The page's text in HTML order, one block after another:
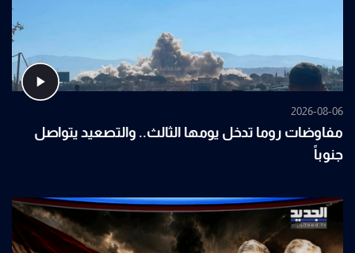
2026-08-06
مفاوضات روما تدخل يومها الثالث.. والتصعيد يتواصل
جنوباً